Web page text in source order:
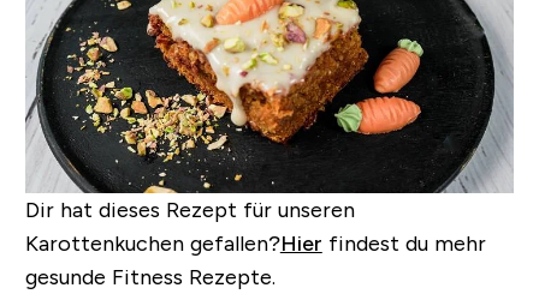
Dir hat dieses Rezept für unseren
Karottenkuchen gefallen?Hier findest du mehr
gesunde Fitness Rezepte.